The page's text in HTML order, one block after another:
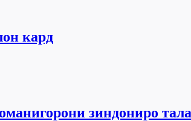
кард
зиндониро